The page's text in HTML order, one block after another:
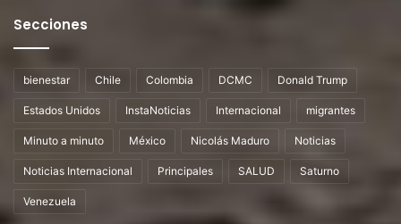
Secciones
bienestar Chile Colombia DCMC Donald Trump
Estados Unidos InstaNoticias Internacional migrantes
Minuto a minuto México Nicolás Maduro Noticias
Noticias Internacional Principales SALUD Saturno
Venezuela